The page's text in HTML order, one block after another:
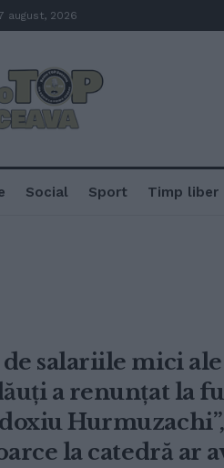
august, 2026
Social Sport Timp liber
salariile mici
a renunțat la
la catedră ar